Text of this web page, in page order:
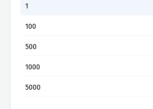
1
100
500
1000
5000